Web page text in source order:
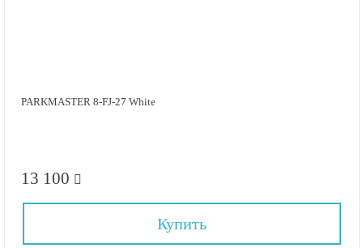
PARKMASTER 8-FJ-27 White
13 100
Купить